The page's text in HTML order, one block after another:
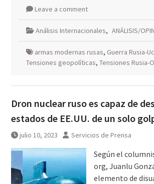
Leave a comment
Análisis Internacionales, ANÁLISIS/
armas modernas rusas, Guerra Rusia-
Tensiones geopolíticas, Tensiones Rusia-
Dron nuclear ruso es capaz de
estados de EE.UU. de un solo
julio 10, 2023 Servicios de Prensa
Según el
org, Juanlu
elemento de